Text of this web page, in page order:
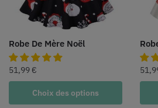
Robe De Mère Noël
51,99 €
Choix des options